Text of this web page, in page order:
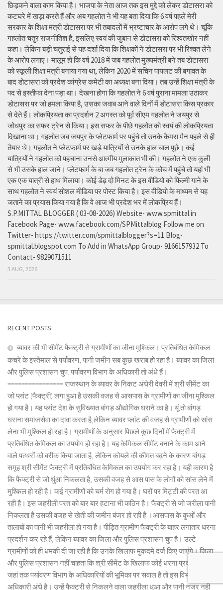
छिड़कने वाला काम किया है। भाजपा के नेता आज तक इस मुद्दे को लेकर डोटासरा को
कटघरे में खड़ा करते हैं और अब गहलोत ने भी यह बता दिया कि 6 वर्ष पहले मेरी
सरकार के शिक्षा मंत्री डोटासरा पर भी तबादलों में भ्रष्टाचार के आरोप लगे थे। चूंकि
गहलोत चतुर राजनीतिज्ञ है, इसलिए स्वयं की जुबान से डोटासरा को रिश्वतखोर नहीं
कहा। लेकिन बड़ी चतुराई से यह दर्शा दिया कि शिक्षकों ने डोटासरा पर भी रिश्वत लेने
के आरोप लगाए। मालूम हो कि वर्ष 2018 में जब गहलोत मुख्यमंत्री बने तब डोटासरा
को स्कूली शिक्षा मंत्री बनाया गया था, लेकिन 2020 में सचिन पायलट की बगावत के
बाद डोटासरा को प्रदेश कांग्रेस कमेटी का अध्यक्ष बना दिया। तब उन्हें शिक्षा मंत्री के
पद से इस्तीफा देना पड़ा था। देखना होगा कि गहलोत ने 6 वर्ष पुराना मामला उठाकर
डोटासरा पर जो हमला किया है, उसका जवाब आने वाले दिनों में डोटासरा किस प्रकार
से देते हैं। लोकप्रियता का प्रदर्शन 2 अगस्त को पूर्व सीएम गहलोत ने जयपुर से
जोधपुर का सफर ट्रेन से किया। इस सफर के पीछे गहलोत को स्वयं की लोकप्रियता
दिखाना था। गहलोत जब जयपुर के प्लेटफार्म पर पहुंचे तो उनके कैमरा मैन पहले से ही
तैयार थे। गहलोत ने प्लेटफार्म पर खड़े यात्रियों से उनके हाल चाल पूछे। कई
यात्रियों ने गहलोत को पहचाना उनसे आत्मीय मुलाकात भी की। गहलोत ने एक कुली
से भी उसके हाल जाने। प्लेटफार्म के बा जब गहलोत ट्रेन के कोच में पहुंचे तो यहां भी
एक एक यात्री से हाथ मिलाया। कोई डेढ़ दो मिनट के इस वीडियो को फिल्मी गाने के
साथ गहलोत ने स्वयं सोशल मीडिया पर पोस्ट किया है। इस वीडियो के माध्यम से यह
जताने का प्रयास किया गया है कि वे आज भी प्रदेश भर में लोकप्रिय हैं।
S.P.MITTAL BLOGGER ( 03-08-2026) Website- www.spmittal.in
Facebook Page- www.facebook.com/SPMittalblog Follow me on
Twitter- https://twitter.com/spmittalblogger?s=11 Blog-
spmittal.blogspot.com To Add in WhatsApp Group- 9166157932 To
Contact- 9829071511
3 AUG, 2026
RECENT POSTS
ब्यावर की भी सीमेंट फैक्ट्री से ग्रामीणों का जीना मुश्किल। प्रतिबंधित केमिकल
कचरे के इस्तेमाल से पर्यावरण, पानी जमीन सब कुछ खराब हो रहा है। ब्यावर का जिला
और पुलिस प्रशासन चुप: पर्यावरण विभाग के अधिकारी तो अंधे हैं।
================ राजस्थान के ब्यावर के निकट अंधेरी देवरी में श्री सीमेंट का
जो प्लांट (फैक्ट्री) लगा हुआ है उसकी वजह से आसपास के ग्रामीणों का जीना मुश्किल
हो गया है। यह प्लांट देश के सुविख्यात बांगड़ औद्योगिक घराने का है। यूं तो बांगड़
घराना समाजसेवा का दावा करता है,लेकिन ब्यावर प्लांट की वजह से ग्रामीणों को सांस
लेना भी मुश्किल हो रहा है। ग्रामीणों के अनुसार पिछले कुछ दिनों में फैक्ट्री में
प्रतिबंधित केमिकल का उपयोग हो रहा है। यह केमिकल सीमेंट बनाने के काम आने
वाले पत्थरों को बरीक किया जाता है, लेकिन कोयले की कीमत बढ़ने के कारण बांगड़
समूह श्री सीमेंट फैक्ट्री में प्रतिबंधित केमिकल का उपयोग कर रहा है। यही कारण है
कि फैक्ट्री से जो धुंआ निकलता है, उसकी वजह से आस पास के लोगों को सांस लेने में
मुश्किल हो रही है। कई ग्रामीणों को चर्म रोग हो गया है। घरों पर मिट्टी की परत आ
रही है। इस जहरीली परत को बार बार हटाना भी कठिन है। फैक्ट्री से जो जरीला पानी
निकलता है उसकी वजह से खेती की जमीन बंजर हो रही है ।आसपास के कुओं और
तालाबों का पानी भी जहरीला हो गया है। पीड़ित ग्रामीण फैक्ट्री के बाहर लगातार धरना
प्रदर्शन कर रहे हैं, लेकिन ब्यावर का जिला और पुलिस प्रशासन चुप है। उल्टे
ग्रामीणों को ही धमकी दी जा रही है कि उनके खिलाफ मुकदमे दर्ज किए जाएंगे। जिला
और पुलिस प्रशासन नहीं चाहता कि श्री सीमेंट के खिलाफ कोई धरना प्रदर्शन हो।
जहां तक पर्यावरण विभाग के अधिकारियों की भूमिका पर सवाल है तो इस विभाग के
अधिकारी अंधे है। उन्हें फैक्ट्री से निकलने वाला जहरीला धुआ और पानी नजर नही